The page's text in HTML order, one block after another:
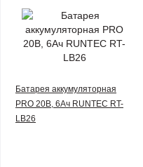
Батарея аккумуляторная
PRO 20В, 6Ач RUNTEC RT-
LB26